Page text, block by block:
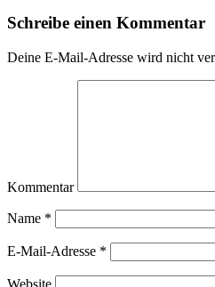
Schreibe einen Kommentar
Deine E-Mail-Adresse wird nicht
Kommentar
Name *
E-Mail-Adresse *
Website